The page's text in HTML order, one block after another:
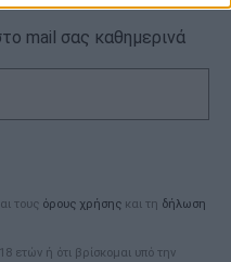
mail σας καθημερινά
τους όρους χρήσης και τη δήλωση
ετών ή ότι βρίσκομαι υπό την